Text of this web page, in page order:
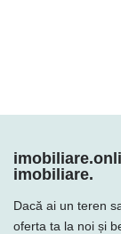
imobiliare.
Dacă ai un teren
oferta ta la noi și